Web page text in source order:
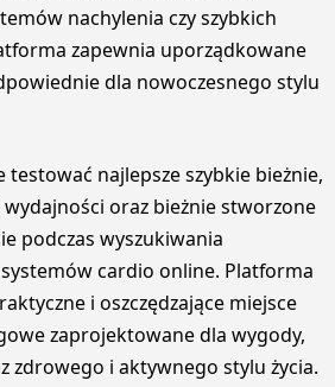
nachylenia czy szybkich
zapewnia uporządkowane
dla nowoczesnego stylu
testować najlepsze szybkie bieżnie,
oraz bieżnie stworzone
podczas wyszukiwania
cardio online. Platforma
i oszczędzające miejsce
zaprojektowane dla wygody,
zdrowego i aktywnego stylu życia.